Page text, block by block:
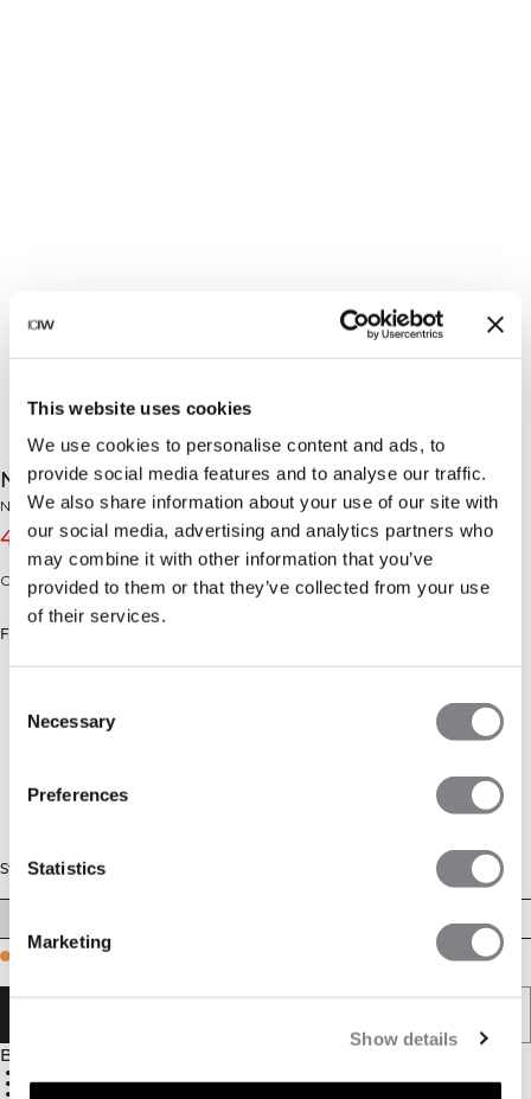
This website uses cookies
We use cookies to personalise content and ads, to
provide social media features and to analyse our traffic.
We also share information about your use of our site with
our social media, advertising and analytics partners who
may combine it with other information that you’ve
provided to them or that they’ve collected from your use
of their services.
Selection
Necessary
Preferences
Statistics
Marketing
Show details
Nimble Twisted Cropped Long Sleeve Ivory
Nimble Collection
419 SEK599 SEK (-30%)
Croppad tröja med långa ärmar och twist-detalj
Färg: Ivory
Storlek
Beskrivning
Vriden detalj